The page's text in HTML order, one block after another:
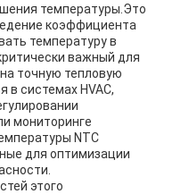
температуры.Это
коэффициента
температуру в
важный для
точную тепловую
в системах HVAC,
мониторинге
NTC
для оптимизации
этого